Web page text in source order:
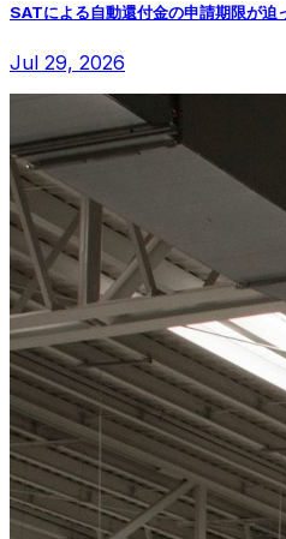
SATによる自動還付金の申請期限が迫
Jul 29, 2026